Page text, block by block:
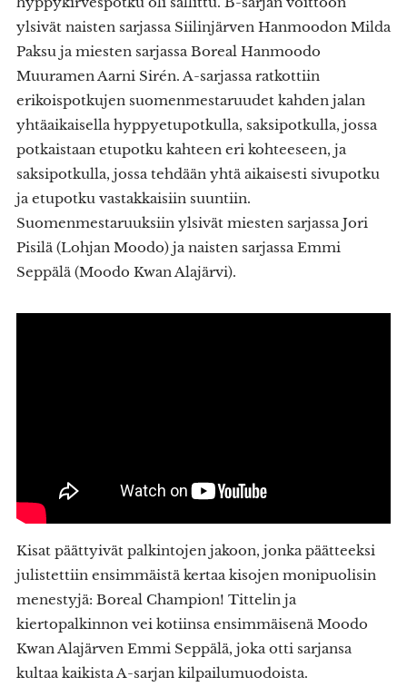
ylsivät naisten sarjassa Siilinjärven Hanmoodon Milda
Paksu ja miesten sarjassa Boreal Hanmoodo
Muuramen Aarni Sirén. A-sarjassa ratkottiin
erikoispotkujen suomenmestaruudet kahden jalan
yhtäaikaisella hyppyetupotkulla, saksipotkulla, jossa
potkaistaan etupotku kahteen eri kohteeseen, ja
saksipotkulla, jossa tehdään yhtä aikaisesti sivupotku
ja etupotku vastakkaisiin suuntiin.
Suomenmestaruuksiin ylsivät miesten sarjassa Jori
Pisilä (Lohjan Moodo) ja naisten sarjassa Emmi
Seppälä (Moodo Kwan Alajärvi).
Kisat päättyivät palkintojen jakoon, jonka päätteeksi
julistettiin ensimmäistä kertaa kisojen monipuolisin
menestyjä: Boreal Champion! Tittelin ja
kiertopalkinnon vei kotiinsa ensimmäisenä Moodo
Kwan Alajärven Emmi Seppälä, joka otti sarjansa
kultaa kaikista A-sarjan kilpailumuodoista.